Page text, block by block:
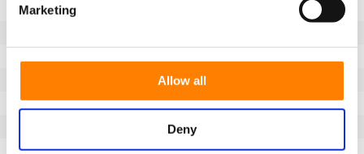
Marketing
Allow all
Deny
marcante
250
Tipo de rolamento
Rolamento deslizante
Ferro fundido / aço
Temperatura
500 degrees Celsius